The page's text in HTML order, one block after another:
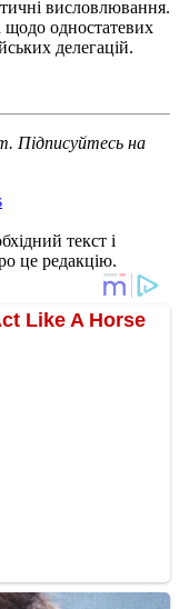
висловлювання.
щодо одностатевих
делегацій.
Підписуйтесь на
текст і
це редакцію.